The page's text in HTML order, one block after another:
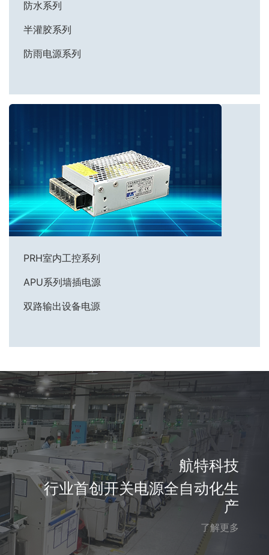
防水系列
半灌胶系列
防雨电源系列
PRH室内工控系列
APU系列墙插电源
双路输出设备电源
航特科技
行业首创开关电源全自动化生
产
了解更多